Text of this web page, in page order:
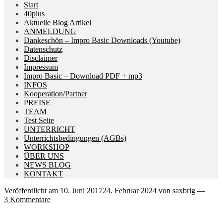
Start
40plus
Aktuelle Blog Artikel
ANMELDUNG
Dankeschön – Impro Basic Downloads (Youtube)
Datenschutz
Disclaimer
Impressum
Impro Basic – Download PDF + mp3
INFOS
Kooperation/Partner
PREISE
TEAM
Test Seite
UNTERRICHT
Unterrichtsbedingungen (AGBs)
WORKSHOP
ÜBER UNS
NEWS BLOG
KONTAKT
Veröffentlicht am 10. Juni 201724. Februar 2024 von saxbrig —
3 Kommentare